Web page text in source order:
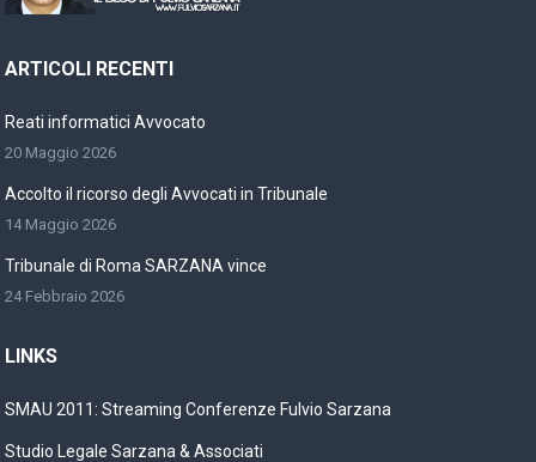
ARTICOLI RECENTI
Reati informatici Avvocato
20 Maggio 2026
Accolto il ricorso degli Avvocati in Tribunale
14 Maggio 2026
Tribunale di Roma SARZANA vince
24 Febbraio 2026
LINKS
SMAU 2011: Streaming Conferenze Fulvio Sarzana
Studio Legale Sarzana & Associati